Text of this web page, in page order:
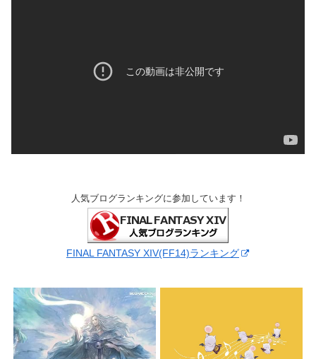
人気ブログランキングに参加しています！
FINAL FANTASY XIV(FF14)ランキング